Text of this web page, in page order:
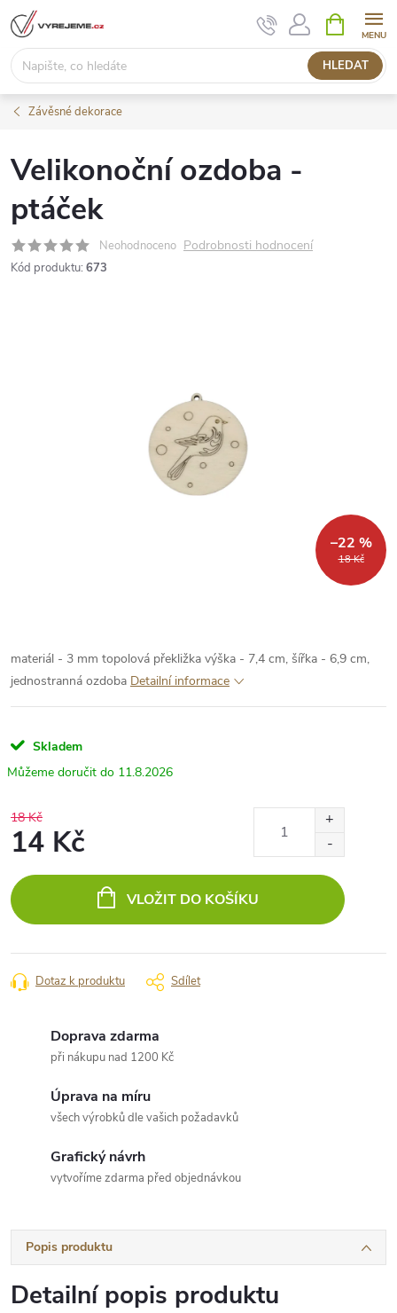
Přejít
na
obsah
HLEDAT
NÁKUPNÍ
KOŠÍK
Závěsné dekorace
Velikonoční ozdoba -
ptáček
Neohodnoceno Podrobnosti hodnocení
Kód produktu: 673
18 Kč
–22 %
materiál - 3 mm topolová překližka výška - 7,4 cm, šířka - 6,9 cm,
jednostranná ozdoba Detailní informace
Skladem
11.8.2026
18 Kč
14 Kč
cena:
VLOŽIT DO KOŠÍKU
Dotaz k produktu Sdílet
Doprava zdarma
při nákupu nad 1200 Kč
Úprava na míru
všech výrobků dle vašich požadavků
Grafický návrh
vytvoříme zdarma před objednávkou
Popis produktu
Detailní popis produktu